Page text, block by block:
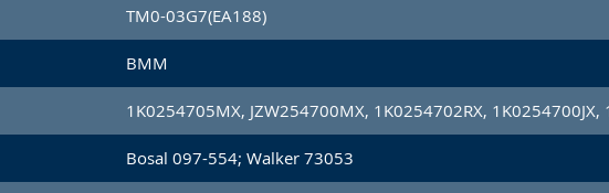
TM0-03G7(EA188)
BMM
1K0254705MX, JZW254700MX, 1K0254702RX, 1K0254700JX,
Bosal 097-554; Walker 73053